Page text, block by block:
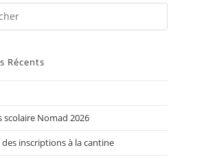
Récents
scolaire Nomad 2026
inscriptions à la cantine